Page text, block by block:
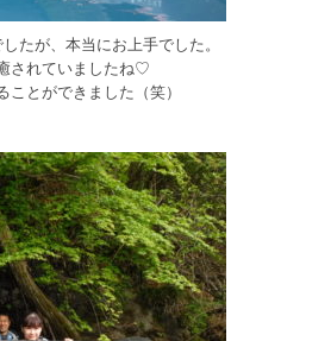
たが、本当にお上手でした。
されていましたね♡
とができました（笑）